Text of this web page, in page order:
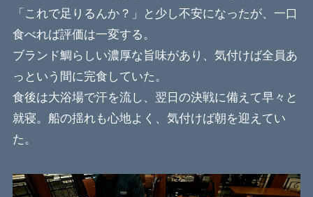
「これで足りるんか？」と少し不安になったが、一口
食べれば評価は一変する。
ブランド鯛らしい濃厚な旨味があり、気付けば全員あ
っという間に完食していた。
食後は大浴場で汗を流し、翌日の決戦に備えて早々と
就寝。船の揺れも心地よく、気付けば朝を迎えてい
た。